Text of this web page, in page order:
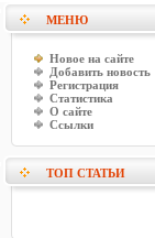
МЕНЮ
Новое на сайте
Добавить новость
Регистрация
Статистика
О сайте
Ссылки
ТОП СТАТЬИ